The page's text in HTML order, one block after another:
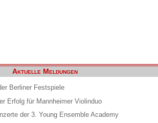
Aktuelle Meldungen
Berliner Festspiele
Erfolg für Mannheimer Violinduo
der 3. Young Ensemble Academy